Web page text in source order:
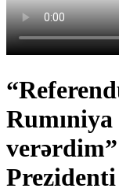
Rumıniya
Prezidenti